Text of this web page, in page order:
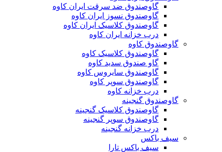
گاوصندوق ضد سرقت ایران کاوه
گاوصندوق نسوز ایران کاوه
گاوصندوق کلاسیک ایران کاوه
درب خزانه ایران کاوه
گاوصندوق کاوه
گاوصندوق کلاسیک کاوه
گاو صندوق سدید کاوه
گاوصندوق سایروس کاوه
گاوصندوق سوپر کاوه
درب خزانه کاوه
گاوصندوق گنجینه
گاوصندوق کلاسیک گنجینه
گاوصندوق سوپر گنجینه
درب خزانه گنجینه
سیف باکس
سیف باکس تارا